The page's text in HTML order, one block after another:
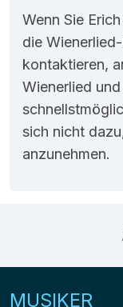
Wenn Sie
die
kontaktieren,
Wienerlied
sich nicht
anzunehmen.
MUSIKER